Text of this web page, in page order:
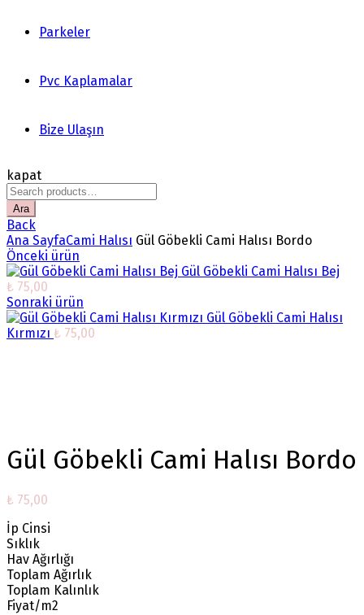
Parkeler
Pvc Kaplamalar
Bize Ulaşın
kapat
Search
for:
Ara
Back
Ana SayfaCami Halısı Gül Göbekli Cami Halısı Bordo
Önceki ürün
Gül Göbekli Cami Halısı Bej
₺ 75,00
Sonraki ürün
Gül Göbekli Cami Halısı
Kırmızı ₺ 75,00
Gül Göbekli Cami Halısı Bordo
₺ 75,00
İp Cinsi
Sıklık
Hav Ağırlığı
Toplam Ağırlık
Toplam Kalınlık
Fiyat/m2